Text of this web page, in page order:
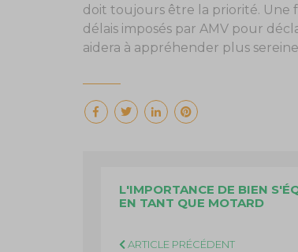
doit toujours être la priorité. Une
délais imposés par AMV pour
aidera à appréhender plus
L'IMPORTANCE DE BIEN
EN TANT QUE MOTARD
ARTICLE PRÉCÉDENT